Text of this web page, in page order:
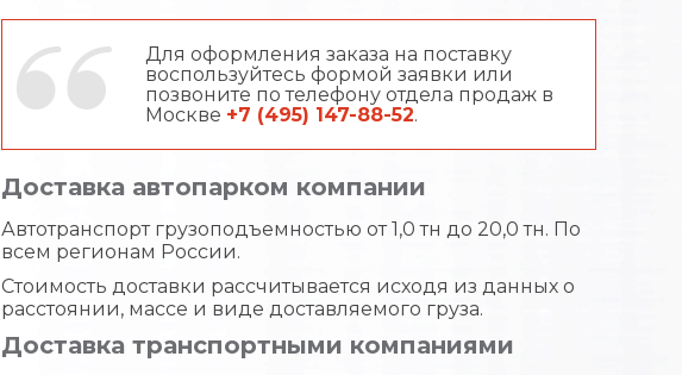
Для оформления заказа на поставку
воспользуйтесь формой заявки или
позвоните по телефону отдела продаж в
Москве +7 (495) 147-88-52.
Доставка автопарком компании
Автотранспорт грузоподъемностью от 1,0 тн до 20,0 тн. По
всем регионам России.
Стоимость доставки рассчитывается исходя из данных о
расстоянии, массе и виде доставляемого груза.
Доставка транспортными компаниями